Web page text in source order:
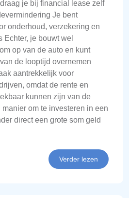
je bij financial lease zelf
Je bent
onderhoud, verzekering en
Echter, je bouwt wel
op van de auto en kunt
de looptijd overnemen
aantrekkelijk voor
omdat de rente en
kunnen zijn van de
om te investeren in een
direct een grote som geld
Verder lezen